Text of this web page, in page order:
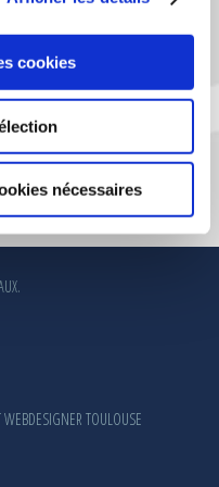
cookies
nécessaires
WEBDESIGNER TOULOUSE